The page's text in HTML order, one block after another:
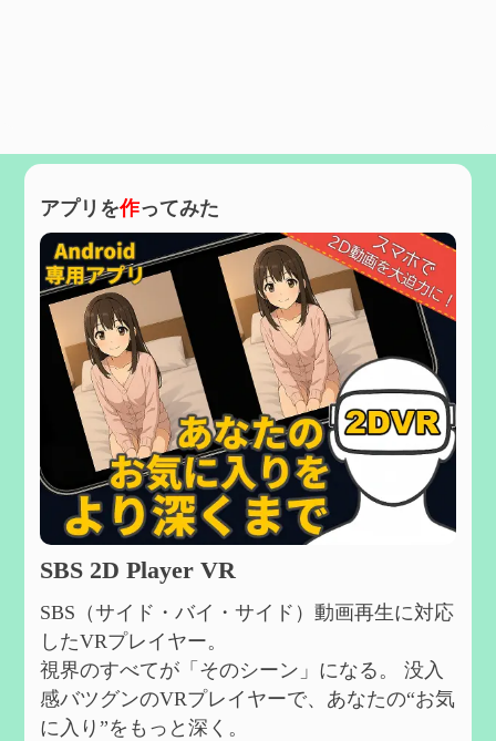
アプリを作ってみた
SBS 2D Player VR
SBS（サイド・バイ・サイド）動画再生に対応
したVRプレイヤー。
視界のすべてが「そのシーン」になる。 没入
感バツグンのVRプレイヤーで、あなたの“お気
に入り”をもっと深く。